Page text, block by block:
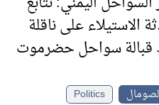
الاستيلاء على ناقلة
قبالة سواحل حضرموت
Politics